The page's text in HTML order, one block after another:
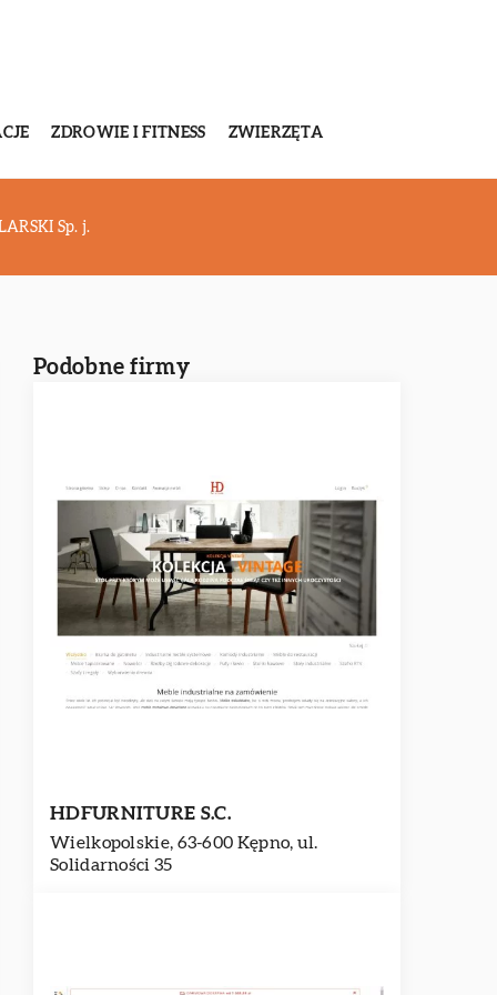
ZDROWIE I FITNESS ZWIERZĘTA
Sp. j.
Podobne firmy
HDFURNITURE S.C.
Wielkopolskie, 63-600 Kępno, ul.
Solidarności 35